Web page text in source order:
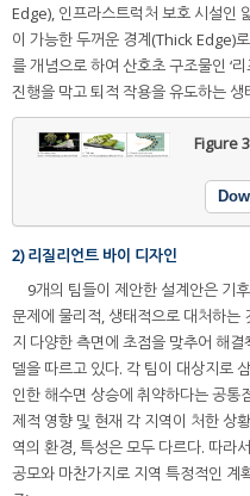
Edge), 인프라스트럭처 보호 시설인
이 가능한 두꺼운 경계(Thick Edge)
를 개념으로 하여 산호초 구조물인 ‘
진행을 막고 퇴적 작용을 유도하는
Figure
2) 리질리언트 바이 디자인
9개의 팀들이 제안한 설계안은 기
문제에 물리적, 생태적으로 대처하는
지 다양한 측면에 초점을 맞추어 해
델을 따르고 있다. 각 팀이 대상지로
인한 해수면 상승에 취약하다는 공통
제적 영향 및 현재 각 지역이 처한 상
역의 환경, 특성은 모두 다르다. 따라
공모와 마찬가지로 지역 특정적인 계